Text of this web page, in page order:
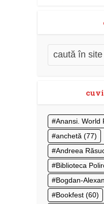
Anansi. World
anchetă (77)
Andreea
Biblioteca
Bogdan-
Bookfest (60)